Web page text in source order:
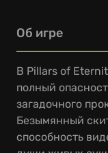
Об игре
В Pillars of
полный
загадочного
Безымянный
способность